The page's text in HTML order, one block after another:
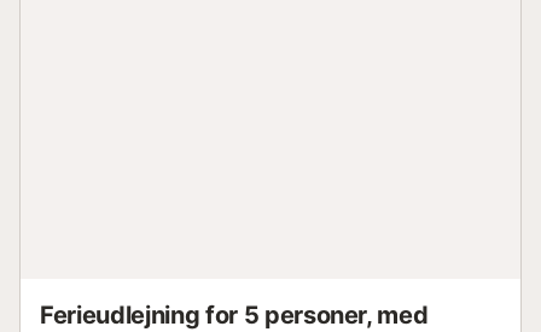
Ferieudlejning for 5 personer, med